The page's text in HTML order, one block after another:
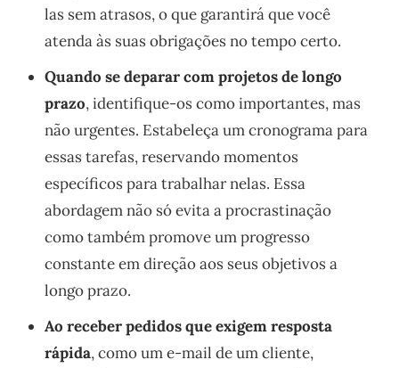
las sem atrasos, o que garantirá que você
atenda às suas obrigações no tempo certo.
Quando se deparar com projetos de longo
prazo, identifique-os como importantes, mas
não urgentes. Estabeleça um cronograma para
essas tarefas, reservando momentos
específicos para trabalhar nelas. Essa
abordagem não só evita a procrastinação
como também promove um progresso
constante em direção aos seus objetivos a
longo prazo.
Ao receber pedidos que exigem resposta
rápida, como um e-mail de um cliente,